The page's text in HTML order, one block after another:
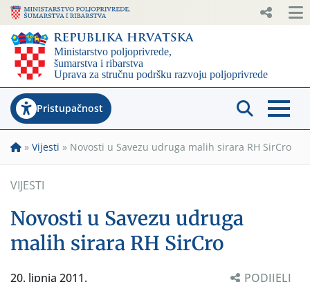
Pristupačnost
» Vijesti » Novosti u Savezu udruga malih sirara RH SirCro
VIJESTI
Novosti u Savezu udruga
malih sirara RH SirCro
20. lipnja 2011. PODIJELI